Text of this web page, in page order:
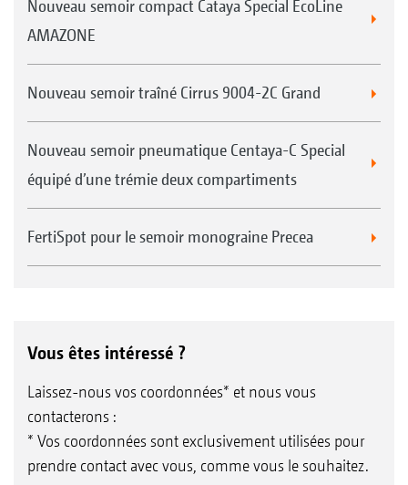
Nouveau semoir compact Cataya Special EcoLine
AMAZONE
Nouveau semoir traîné Cirrus 9004-2C Grand
Nouveau semoir pneumatique Centaya-C Special
équipé d’une trémie deux compartiments
FertiSpot pour le semoir monograine Precea
Vous êtes intéressé ?
Laissez-nous vos coordonnées* et nous vous
contacterons :
* Vos coordonnées sont exclusivement utilisées pour
prendre contact avec vous, comme vous le souhaitez.